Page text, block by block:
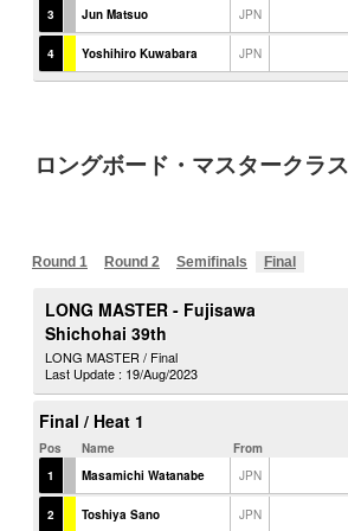
ロングボード・マスタークラス
Round 1 Round 2 Semifinals Final